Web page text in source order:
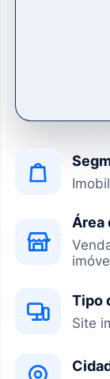
Área
Tipo
Site